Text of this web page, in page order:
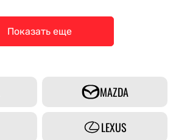
Показать еще
MAZDA
LEXUS